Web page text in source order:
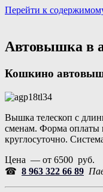
Перейти к
Автовышка в
Кошкино
Вышка телескоп с
сменам. Форма оплаты
круглосуточно.
Цена — от 6500 руб.
☎ 8 963 322 66 89